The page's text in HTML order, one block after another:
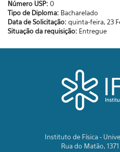
Número USP: 0
Tipo de Diploma: Bacharelado
Data de Solicitação: quinta-feira, 23
Situação da requisição: Entregue
Instituto de Física -
Rua do Matão,